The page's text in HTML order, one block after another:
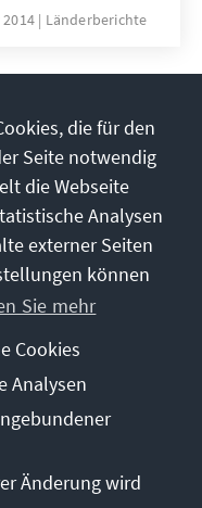
Landes mit der
in der
einer
Länderberichte
die für den
Seite notwendig
die Webseite
Analysen
externer Seiten
können
Sie mehr
Cookies
Analysen
Änderung wird